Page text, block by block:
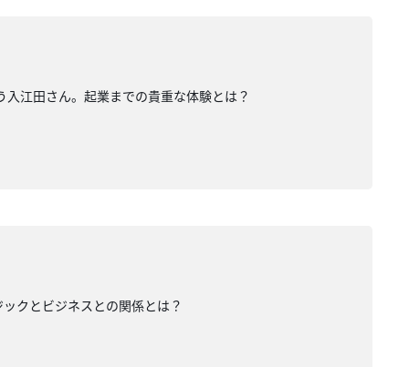
江田さん。起業までの貴重な体験とは？
クとビジネスとの関係とは？